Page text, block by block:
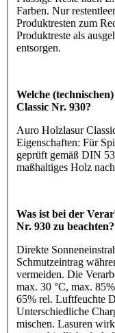
Farben. Nur
Produktresten zum
Produktreste als
entsorgen.
Welche
Classic Nr. 930?
Auro Holzlasur
Eigenschaften: Für
geprüft gemäß DIN
maßhaltiges Holz
Was ist bei der
Nr. 930 zu beachten?
Direkte
Schmutzeintrag
vermeiden. Die
max. 30 °C, max.
65% rel. Luftfeuchte
Unterschiedliche
mischen. Lasuren